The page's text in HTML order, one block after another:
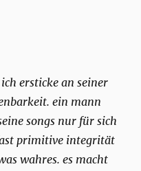
ersticke an seiner
ein mann
songs nur für sich
primitive integrität
wahres. es macht